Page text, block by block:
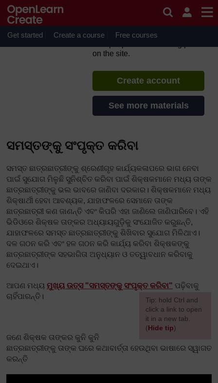
Get started Create a course Free courses
TESS-India: Odisha
If you create an account, you can
on the site.
Create account
See more materials
ସମସ୍ତଙ୍କୁ ସଂପୃକ୍ତ କରିବା
ସମସ୍ତ ଛାତ୍ରଛାତ୍ରୀଙ୍କୁ ଶ୍ରେଣୀଗୃହ କାର୍ଯ୍ୟକଳାପରେ ଭାଗ ନେବା
ପାଇଁ ସୁଯୋଗ ମିଳୁଛି ସୁନିଶ୍ଚିତ କରିବା ପାଇଁ ଶିକ୍ଷକମାନେ ମଧ୍ୟ ତାଙ୍କ
ଛାତ୍ରଛାତ୍ରୀଙ୍କୁ ଭଲ ଭାବରେ ଜାଣିବା ଦରକାର। ଶିକ୍ଷକମାନେ ମଧ୍ୟ
ଶିକ୍ଷାର୍ଥୀ ହେବା ଆବଶ୍ୟକ, ଯାହାଫଳରେ ସେମାନେ ତାଙ୍କ
ଛାତ୍ରଛାତ୍ରୀ କଣ ଜାଣନ୍ତି ଏବଂ କିପରି ଏହା ଜାଣିଲେ ଜାଣିପାରିବେ। ଏହି
ଭିଡିଓରେ ଶିକ୍ଷକ ତାଙ୍କର ଅଧ୍ୟାୟଗୁଡ଼ିକୁ ସଂଯୋଜିତ କରୁଛନ୍ତି,
ଯାହାଫଳରେ ସମସ୍ତ ଛାତ୍ରଛାତ୍ରୀଙ୍କୁ ଶିଖିବାର ସୁଯୋଗ ମିଳିଥାଏ।
ଦଳ ଗଠନ କରି ଏବଂ ହଳ ଗଠନ କରି କାର୍ଯ୍ୟ କରିବା ଶିକ୍ଷକଙ୍କୁ
ଛାତ୍ରଛାତ୍ରୀଙ୍କ ସହଭାଗିତା ଅନୁଧ୍ୟାନ ଓ ତତ୍ୱାବଧାନ କରିବାକୁ
ଦେଇଥାଏ।
ଆପଣ ମଧ୍ୟ ମୁଖ୍ୟ ଉତ୍ସ "ସମସ୍ତଙ୍କୁ ସଂପୃକ୍ତ କରିବା"
[Tip: hold Ctrl and
click a link to open
it in a new tab.
(Hide tip)
ପଢ଼ିବାକୁ
ଚାହିଁପାରନ୍ତି।
ଜଣେ ଶିକ୍ଷକ ତାଙ୍କର କୁନି କୁନି
ଛାତ୍ରଛାତ୍ରୀଙ୍କୁ ତାଙ୍କ ଘରେ କଥାବାର୍ତ୍ତା ହେଉଥିବା ଭାଷାରେ ସ୍ୱାଗତ
କରନ୍ତି